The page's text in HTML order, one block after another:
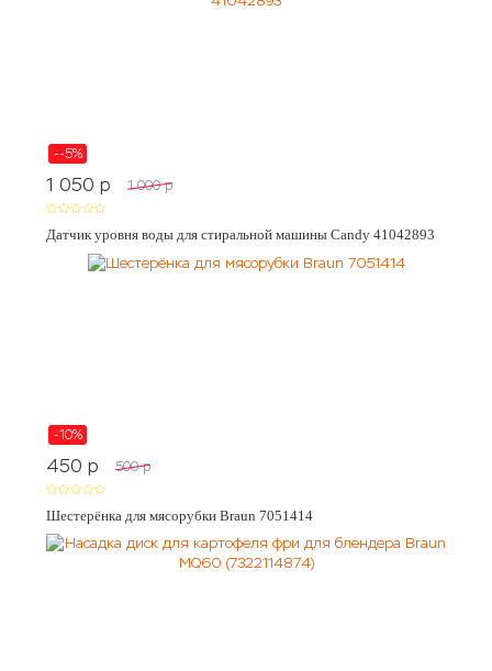
--5%
1 050 p 1 000 p
Датчик уровня воды для стиральной машины Candy 41042893
-10%
450 p 500 p
Шестерёнка для мясорубки Braun 7051414